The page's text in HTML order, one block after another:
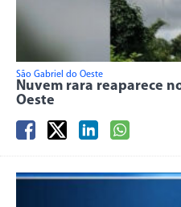
São Gabriel do Oeste
Nuvem rara reaparece
Oeste